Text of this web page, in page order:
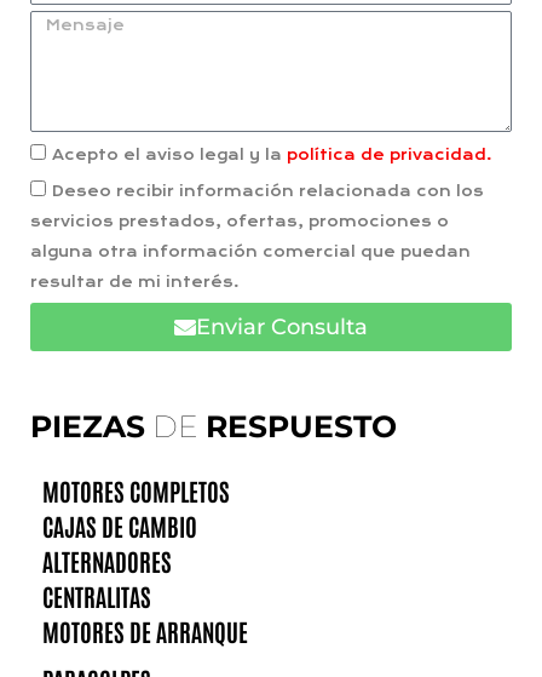
PIEZAS DE RESPUESTO
MOTORES COMPLETOS
CAJAS DE CAMBIO
ALTERNADORES
CENTRALITAS
MOTORES DE ARRANQUE
Acepto el aviso legal y la política de privacidad.
Deseo recibir información relacionada con los
servicios prestados, ofertas, promociones o
alguna otra información comercial que puedan
resultar de mi interés.
Enviar Consulta